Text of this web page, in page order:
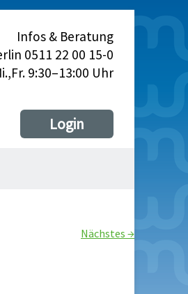
Infos & Beratung
0511 22 00 15-0
9:30–13:00 Uhr
Login
Nächstes →